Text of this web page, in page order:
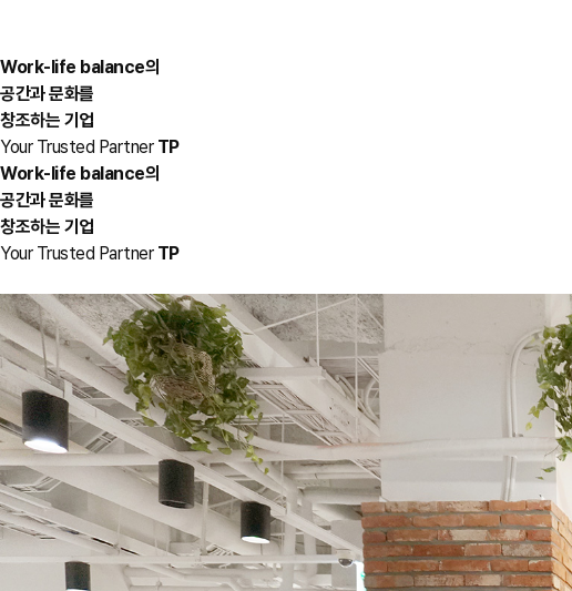
Work-life balance의
공간과 문화를
창조하는 기업
Your Trusted Partner TP
Work-life balance의
공간과 문화를
창조하는 기업
Your Trusted Partner TP